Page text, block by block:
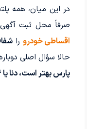
در این میان، همه
صرفاً محل ثبت
اقساطی خودرو را
حالا سؤال اصلی
پارس بهتر است، دنا یا ۲۰۶؟